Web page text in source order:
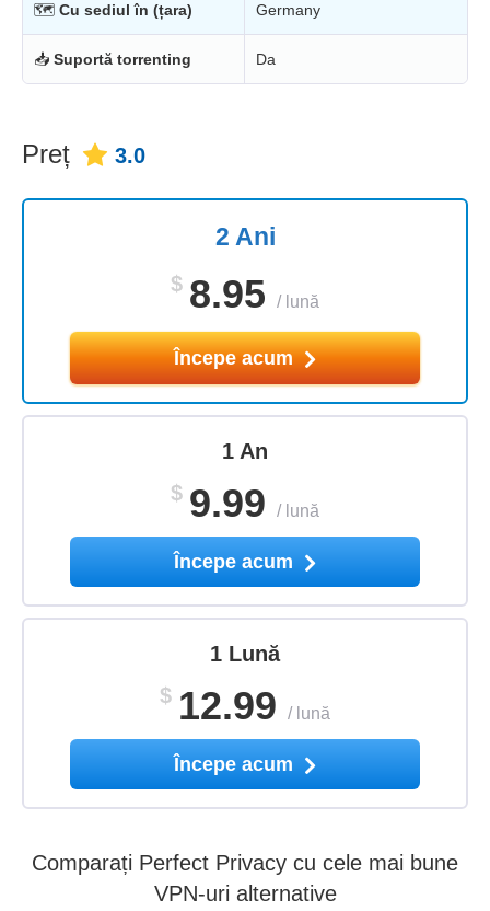
🗺 Cu sediul în (țara) Germany
📥 Suportă torrenting Da
Preț 3.0
2 Ani
$ 8.95 / lună
Începe acum
1 An
$ 9.99 / lună
Începe acum
1 Lună
$ 12.99 / lună
Începe acum
Comparați Perfect Privacy cu cele mai bune
VPN-uri alternative